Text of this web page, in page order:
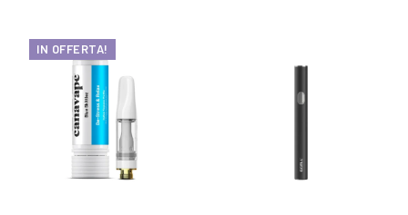
IN OFFERTA!